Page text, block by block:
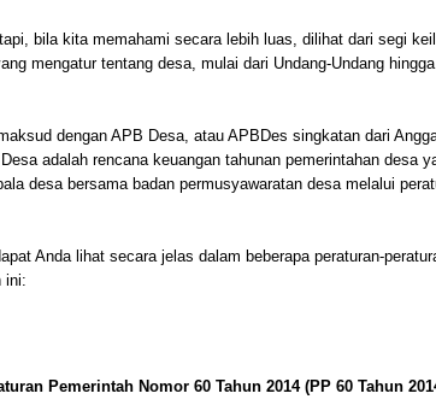
bila kita memahami secara lebih luas, dilihat dari segi
mengatur tentang desa, mulai dari Undang-Undang
dengan APB Desa, atau APBDes singkatan dari
adalah rencana keuangan tahunan pemerintahan desa
desa bersama badan permusyawaratan desa melalui
Anda lihat secara jelas dalam beberapa peraturan-
ini:
Pemerintah Nomor 60 Tahun 2014 (PP 60 Tahun